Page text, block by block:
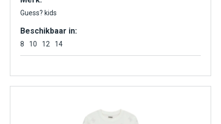
Guess? kids
Beschikbaar in:
8 10 12 14